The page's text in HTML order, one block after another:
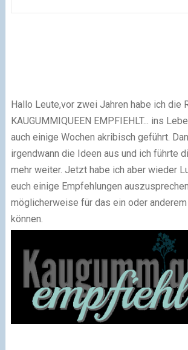
Hallo Leute,vor zwei Jahren habe ich die
KAUGUMMIQUEEN EMPFIEHLT...
ins
auch einige Wochen akribisch geführt.
irgendwann die Ideen aus und ich führte
mehr weiter. Jetzt habe ich aber wieder
euch einige Empfehlungen
möglicherweise für das ein oder
können.